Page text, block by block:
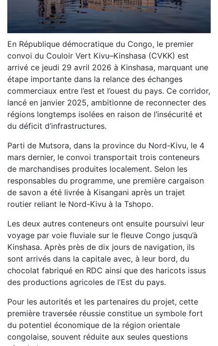
En République démocratique du Congo, le premier
convoi du Couloir Vert Kivu–Kinshasa (CVKK) est
arrivé ce jeudi 29 avril 2026 à Kinshasa, marquant une
étape importante dans la relance des échanges
commerciaux entre l’est et l’ouest du pays. Ce corridor,
lancé en janvier 2025, ambitionne de reconnecter des
régions longtemps isolées en raison de l’insécurité et
du déficit d’infrastructures.
Parti de Mutsora, dans la province du Nord-Kivu, le 4
mars dernier, le convoi transportait trois conteneurs
de marchandises produites localement. Selon les
responsables du programme, une première cargaison
de savon a été livrée à Kisangani après un trajet
routier reliant le Nord-Kivu à la Tshopo.
Les deux autres conteneurs ont ensuite poursuivi leur
voyage par voie fluviale sur le fleuve Congo jusqu’à
Kinshasa. Après près de dix jours de navigation, ils
sont arrivés dans la capitale avec, à leur bord, du
chocolat fabriqué en RDC ainsi que des haricots issus
des productions agricoles de l’Est du pays.
Pour les autorités et les partenaires du projet, cette
première traversée réussie constitue un symbole fort
du potentiel économique de la région orientale
congolaise, souvent réduite aux seules questions